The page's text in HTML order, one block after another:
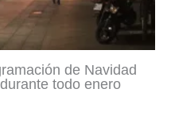
de Navidad
todo enero